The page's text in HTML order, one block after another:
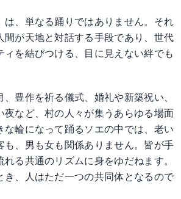
は、単なる踊りではありません。それ
間が天地と対話する手段であり、世代
ィを結びつける、目に見えない絆でも
豊作を祈る儀式、婚礼や新築祝い、
夜など、村の人々が集うあらゆる場面
な輪になって踊るソエの中では、老い
も、男も女も関係ありません。皆が手
る共通のリズムに身をゆだねます。
き、人はただ一つの共同体となるので